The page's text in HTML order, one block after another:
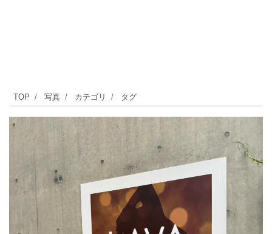
ホ
ッ
ヨ
ガ
ス
タ
TOP 写真 カテゴリ タグ